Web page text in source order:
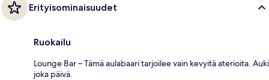
Erityisominaisuudet
Ruokailu
Lounge Bar – Tämä aulabaari tarjoilee vain kevyitä aterioita. Auki
joka päivä.